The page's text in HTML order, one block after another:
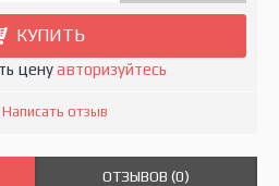
КУПИТЬ
ценуавторизуйтесь
Написать отзыв
ОТЗЫВОВ (0)